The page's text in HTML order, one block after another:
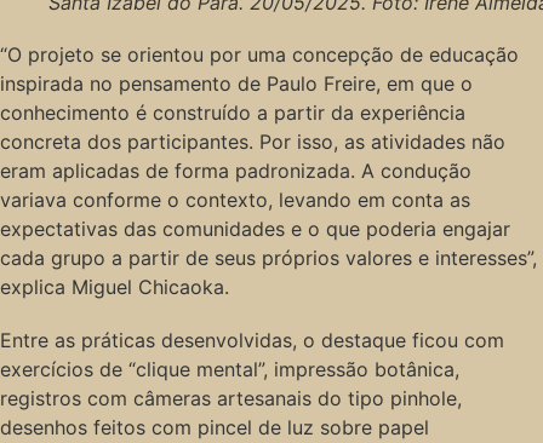
“O projeto se orientou por uma concepção de educação
inspirada no pensamento de Paulo Freire, em que o
conhecimento é construído a partir da experiência
concreta dos participantes. Por isso, as atividades não
eram aplicadas de forma padronizada. A condução
variava conforme o contexto, levando em conta as
expectativas das comunidades e o que poderia engajar
cada grupo a partir de seus próprios valores e interesses”,
explica Miguel Chicaoka.
Entre as práticas desenvolvidas, o destaque ficou com
exercícios de “clique mental”, impressão botânica,
registros com câmeras artesanais do tipo pinhole,
desenhos feitos com pincel de luz sobre papel